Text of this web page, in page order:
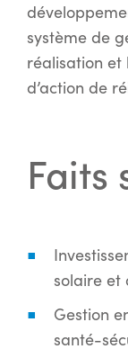
système de
réalisation
d’action de
Faits
solaire et
Gestion
santé-